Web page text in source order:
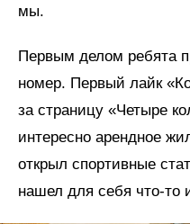
мы.
Первым делом ребята
номер. Первый лайк
за страницу «Четыре
интересно арендное
открыл спортивные
нашел для себя что-то